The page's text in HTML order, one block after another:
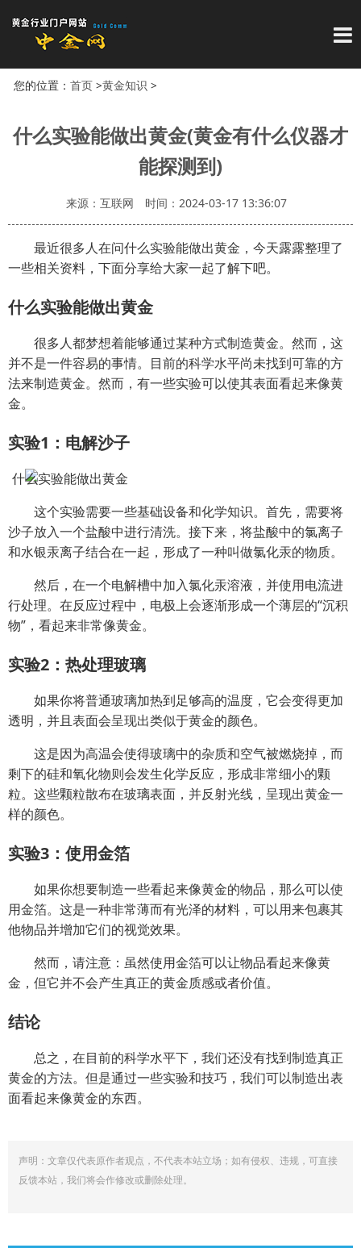
导
您的位置： 首页>黄金知识 >
什么实验能做出黄金(黄金有什么仪器才
能探测到)
来源：互联网 时间：2024-03-17 13:36:07
最近很多人在问什么实验能做出黄金，今天露露整理了
一些相关资料，下面分享给大家一起了解下吧。
什么实验能做出黄金
很多人都梦想着能够通过某种方式制造黄金。然而，这
并不是一件容易的事情。目前的科学水平尚未找到可靠的方
法来制造黄金。然而，有一些实验可以使其表面看起来像黄
金。
实验1：电解沙子
这个实验需要一些基础设备和化学知识。首先，需要将
沙子放入一个盐酸中进行清洗。接下来，将盐酸中的氯离子
和水银汞离子结合在一起，形成了一种叫做氯化汞的物质。
然后，在一个电解槽中加入氯化汞溶液，并使用电流进
行处理。在反应过程中，电极上会逐渐形成一个薄层的“沉积
物”，看起来非常像黄金。
实验2：热处理玻璃
如果你将普通玻璃加热到足够高的温度，它会变得更加
透明，并且表面会呈现出类似于黄金的颜色。
这是因为高温会使得玻璃中的杂质和空气被燃烧掉，而
剩下的硅和氧化物则会发生化学反应，形成非常细小的颗
粒。这些颗粒散布在玻璃表面，并反射光线，呈现出黄金一
样的颜色。
实验3：使用金箔
如果你想要制造一些看起来像黄金的物品，那么可以使
用金箔。这是一种非常薄而有光泽的材料，可以用来包裹其
他物品并增加它们的视觉效果。
然而，请注意：虽然使用金箔可以让物品看起来像黄
金，但它并不会产生真正的黄金质感或者价值。
结论
总之，在目前的科学水平下，我们还没有找到制造真正
黄金的方法。但是通过一些实验和技巧，我们可以制造出表
面看起来像黄金的东西。
声明：文章仅代表原作者观点，不代表本站立场；如有侵权、违规，可直接
反馈本站，我们将会作修改或删除处理。